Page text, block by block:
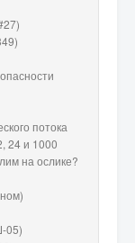
потока
24 и 1000
на ослике?
05)